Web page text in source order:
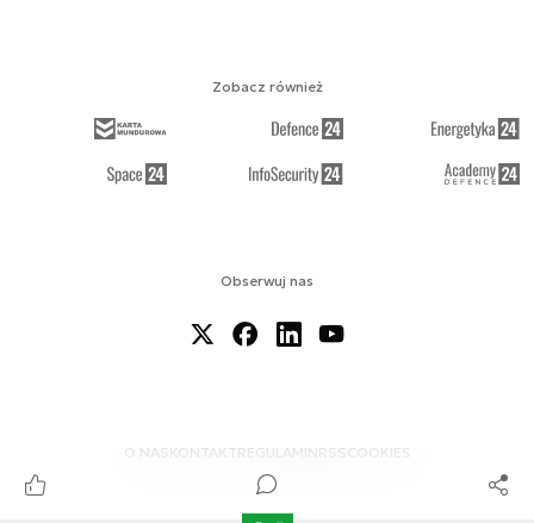
Obserwuj nas
O NAS KONTAKTREGULAMINRSS COOKIES
Zobacz również